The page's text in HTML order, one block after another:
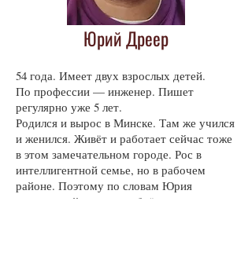
Юрий Дреер
54 года. Имеет двух взрослых детей.
По профессии — инженер. Пишет
регулярно уже 5 лет.
Родился и вырос в Минске. Там же учился
и женился. Живёт и работает сейчас тоже
в этом замечательном городе. Рос в
интеллигентной семье, но в рабочем
районе. Поэтому по словам Юрия
«жизненный опыт приобрёл